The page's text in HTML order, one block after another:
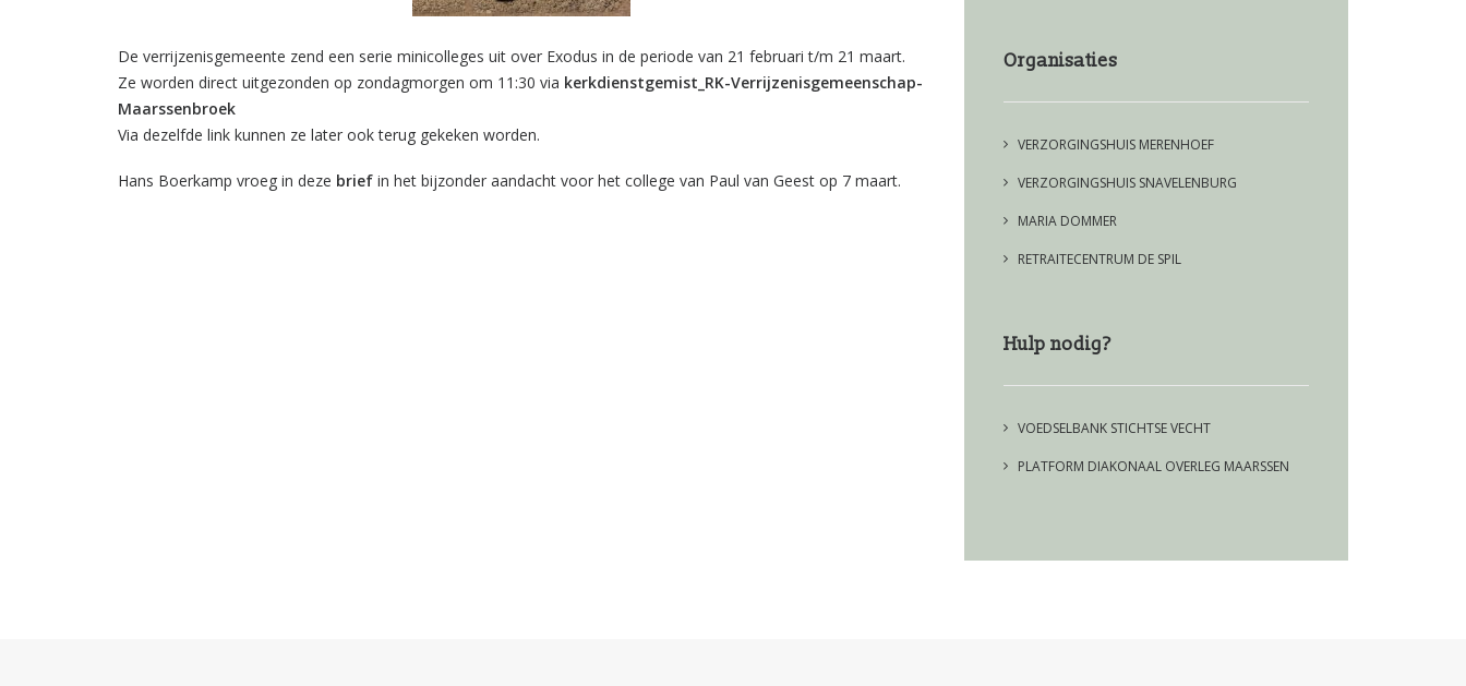
De verrijzenisgemeente zend een serie minicolleges uit over Exodus in de periode van 21 februari t/m 21 maart.
Ze worden direct uitgezonden op zondagmorgen om 11:30 via kerkdienstgemist_RK-Verrijzenisgemeenschap-
Maarssenbroek
Via dezelfde link kunnen ze later ook terug gekeken worden.
Hans Boerkamp vroeg in deze brief in het bijzonder aandacht voor het college van Paul van Geest op 7 maart.
Organisaties
VERZORGINGSHUIS MERENHOEF
VERZORGINGSHUIS SNAVELENBURG
MARIA DOMMER
RETRAITECENTRUM DE SPIL
Hulp nodig?
VOEDSELBANK STICHTSE VECHT
PLATFORM DIAKONAAL OVERLEG MAARSSEN